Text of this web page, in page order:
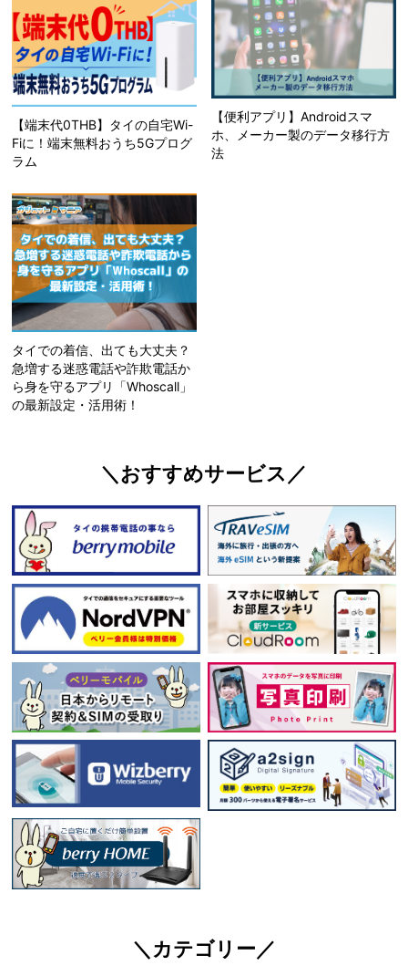
【端末代0THB】タイの自宅Wi-
Fiに！端末無料おうち5Gプログ
ラム
【便利アプリ】Androidスマ
ホ、メーカー製のデータ移行方
法
タイでの着信、出ても大丈夫？
急増する迷惑電話や詐欺電話か
ら身を守るアプリ「Whoscall」
の最新設定・活用術！
＼おすすめサービス／
＼カテゴリー／